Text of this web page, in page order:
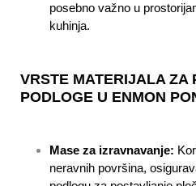
posebno važno u
kuhinja.
VRSTE MATERIJALA ZA
PODLOGE U ENMON
Mase za izravnavanje:
neravnih površina,